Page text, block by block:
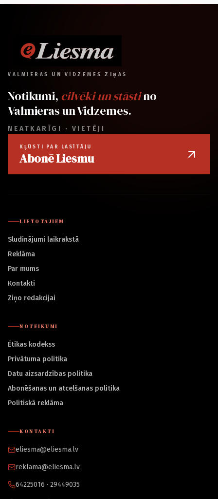
VALMIERAS UN VIDZEMES ZIŅAS
Notikumi, cilvēki un stāstino
Valmieras un Vidzemes.
NEATKARĪGI · VIETĒJI
KĻŪSTI PAR LASĪTĀJU
Abonē Liesmu
LIETOTĀJIEM
Sludinājumi laikrakstā
Reklāma
Par mums
Kontakti
Ziņo redakcijai
NOTEIKUMI
Ētikas kodekss
Privātuma politika
Datu aizsardzības politika
Abonēšanas un atcelšanas politika
Politiskā reklāma
KONTAKTI
eliesma@eliesma.lv
reklama@eliesma.lv
64225016 · 29449035